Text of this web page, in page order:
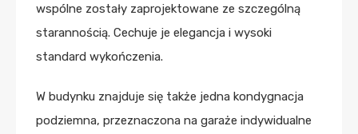
wspólne zostały zaprojektowane ze szczególną
starannością. Cechuje je elegancja i wysoki
standard wykończenia.
W budynku znajduje się także jedna kondygnacja
podziemna, przeznaczona na garaże indywidualne